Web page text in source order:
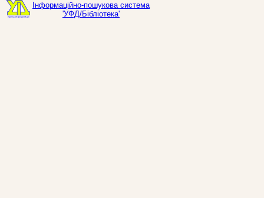
Інформаційно-пошукова система
'УФД/Бібліотека'